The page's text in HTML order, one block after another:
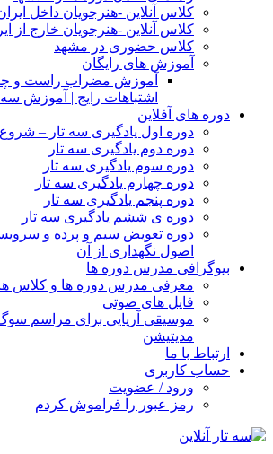
کلاس آنلاین -هنرجویان داخل
کلاس آنلاین -هنرجویان خارج از
کلاس حضوری در مشهد
آموزش های رایگان
آموزش مضراب راست و
اشتباهات رایج | آموزش
دوره های آفلاین
دوره اول یادگیری سه تار –
دوره دوم یادگیری سه تار
دوره سوم یادگیری سه تار
دوره چهارم یادگیری سه تار
دوره پنجم یادگیری سه تار
دوره ی ششم یادگیری سه تار
دوره تعویض سیم و پرده و
اصول نگهداری از آن
بیوگرافی مدرس دوره ها
معرفی مدرس دوره ها و کلاس ها
فایل های صوتی
موسیقی آریایی برای مراسم
مدیتیشن
ارتباط با ما
حساب کاربری
ورود / عضویت
رمز عبور را فراموش کردم